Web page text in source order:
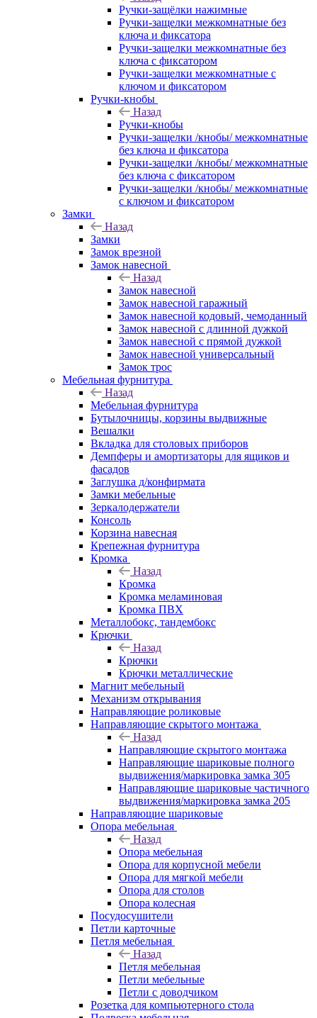
Ручки-защёлки нажимные
Ручки-защелки межкомнатные без
ключа и фиксатора
Ручки-защелки межкомнатные без
ключа с фиксатором
Ручки-защелки межкомнатные с
ключом и фиксатором
Ручки-кнобы
Назад
Ручки-кнобы
Ручки-защелки /кнобы/ межкомнатные
без ключа и фиксатора
Ручки-защелки /кнобы/ межкомнатные
без ключа с фиксатором
Ручки-защелки /кнобы/ межкомнатные
с ключом и фиксатором
Замки
Назад
Замки
Замок врезной
Замок навесной
Назад
Замок навесной
Замок навесной гаражный
Замок навесной кодовый, чемоданный
Замок навесной с длинной дужкой
Замок навесной с прямой дужкой
Замок навесной универсальный
Замок трос
Мебельная фурнитура
Назад
Мебельная фурнитура
Бутылочницы, корзины выдвижные
Вешалки
Вкладка для столовых приборов
Демпферы и амортизаторы для ящиков и
фасадов
Заглушка д/конфирмата
Замки мебельные
Зеркалодержатели
Консоль
Корзина навесная
Крепежная фурнитура
Кромка
Назад
Кромка
Кромка меламиновая
Кромка ПВХ
Металлобокс, тандембокс
Крючки
Назад
Крючки
Крючки металлические
Магнит мебельный
Механизм открывания
Направляющие роликовые
Направляющие скрытого монтажа
Назад
Направляющие скрытого монтажа
Направляющие шариковые полного
выдвижения/маркировка замка 305
Направляющие шариковые частичного
выдвижения/маркировка замка 205
Направляющие шариковые
Опора мебельная
Назад
Опора мебельная
Опора для корпусной мебели
Опора для мягкой мебели
Опора для столов
Опора колесная
Посудосушители
Петли карточные
Петля мебельная
Назад
Петля мебельная
Петли мебельные
Петли с доводчиком
Розетка для компьютерного стола